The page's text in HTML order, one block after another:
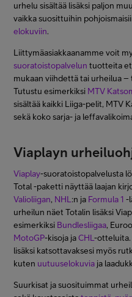
urhelu sisältää lisäksi paljon
vaikka suosittuihin
elokuviin.
Liittymäasiakkaanamme voit
suoratoistopalvelun tuotteita
mukaan viihdettä tai urheilua –
Tutustu esimerkiksi MTV
sisältää kaikki Liiga-pelit, MTV
sekä koko sarja- ja
Viaplayn
Viaplay-suoratoistopalvelusta
Total -paketti näyttää laajan
Valioliigan, NHL :n ja Formula 1 -
urheilun näet Totalin lisäksi
esimerkiksi Bundlesliigaa,
MotoGP-kisoja jaCHL-otteluita.
lisäksi katsottavaksesi myös
kuten uutuuselokuvia ja
Suurkisat ja suosituimmat